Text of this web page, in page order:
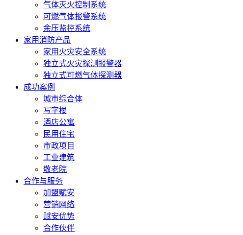
气体灭火控制系统
可燃气体报警系统
余压监控系统
家用消防产品
家用火灾安全系统
独立式火灾探测报警器
独立式可燃气体探测器
成功案例
城市综合体
写字楼
酒店公寓
民用住宅
市政项目
工业建筑
敬老院
合作与服务
加盟赋安
营销网络
赋安优势
合作伙伴